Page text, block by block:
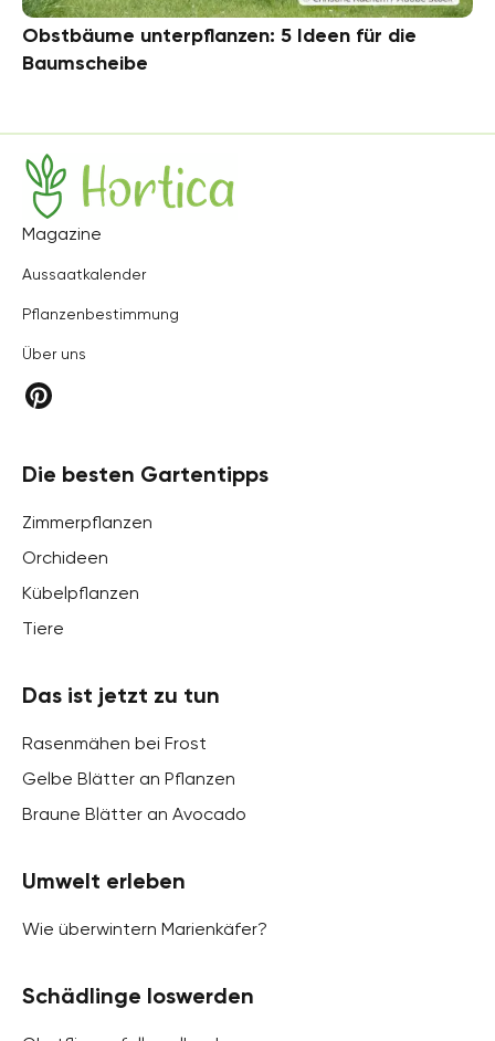
Obstbäume unterpflanzen: 5 Ideen für die
Baumscheibe
Hortica
Magazine
Aussaatkalender
Pflanzenbestimmung
Über uns
Die besten Gartentipps
Zimmerpflanzen
Orchideen
Kübelpflanzen
Tiere
Das ist jetzt zu tun
Rasenmähen bei Frost
Gelbe Blätter an Pflanzen
Braune Blätter an Avocado
Umwelt erleben
Wie überwintern Marienkäfer?
Schädlinge loswerden